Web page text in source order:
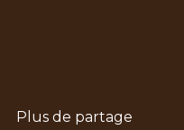
Plus de partage